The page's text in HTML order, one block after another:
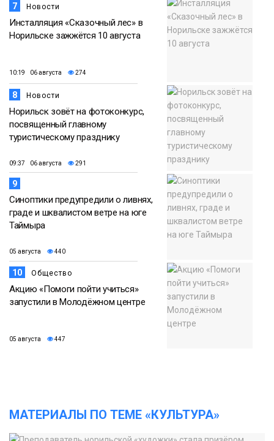
7 Новости
Инсталляция «Сказочный лес» в
Норильске зажжётся 10 августа
10:19 06 августа 274
8 Новости
Норильск зовёт на фотоконкурс,
посвященный главному
туристическому празднику
09:37 06 августа 291
9
Синоптики предупредили о ливнях,
граде и шквалистом ветре на юге
Таймыра
05 августа 440
10 Общество
Акцию «Помоги пойти учиться»
запустили в Молодёжном центре
05 августа 447
МАТЕРИАЛЫ ПО ТЕМЕ «КУЛЬТУРА»